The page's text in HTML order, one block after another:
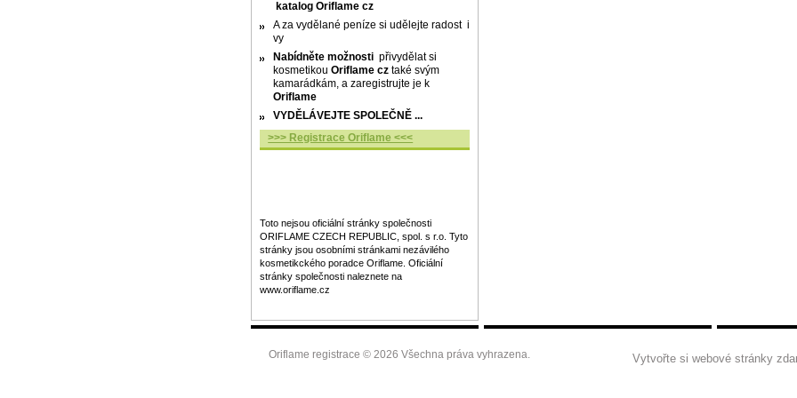
katalog Oriflame cz
A za vydělané peníze si udělejte radost i
vy
Nabídněte možnosti přivydělat si
kosmetikou Oriflame cz také svým
kamarádkám, a zaregistrujte je k
Oriflame
VYDĚLÁVEJTE SPOLEČNĚ ...
>>> Registrace Oriflame <<<
Toto nejsou oficiální stránky společnosti
ORIFLAME CZECH REPUBLIC, spol. s r.o. Tyto
stránky jsou osobními stránkami nezávilého
kosmetikckého poradce Oriflame. Oficiální
stránky společnosti naleznete na
www.oriflame.cz
Oriflame registrace © 2026 Všechna práva vyhrazena. Vytvořte si webové stránky